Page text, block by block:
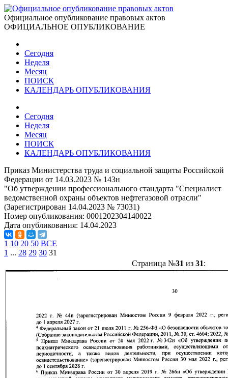
Официальное опубликование правовых актов
ОФИЦИАЛЬНОЕ ОПУБЛИКОВАНИЕ
Сегодня
Неделя
Месяц
ПОИСК
КАЛЕНДАРЬ ОПУБЛИКОВАНИЯ
Сегодня
Неделя
Месяц
ПОИСК
КАЛЕНДАРЬ ОПУБЛИКОВАНИЯ
Приказ Министерства труда и социальной защиты Российской
Федерации от 14.03.2023 № 143н
"Об утверждении профессионального стандарта "Специалист
ведомственной охраны объектов нефтегазовой отрасли"
(Зарегистрирован 14.04.2023 № 73031)
Номер опубликования: 0001202304140022
Дата опубликования: 14.04.2023
1 10 20 50 ВСЕ
1 ... 28 29 30 31
Страница №31 из 31: